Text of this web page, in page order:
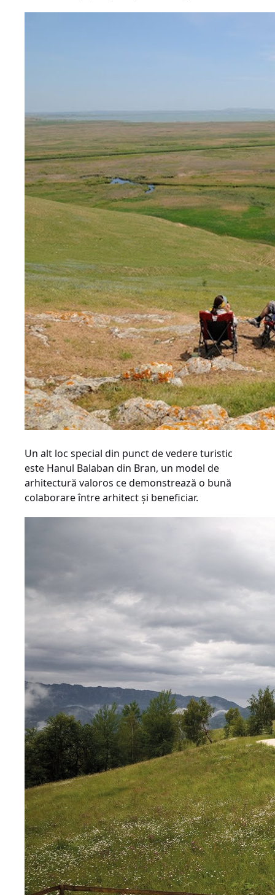
Un alt loc special din punct de vedere turistic
este Hanul Balaban din Bran, un model de
arhitectură valoros ce demonstrează o bună
colaborare între arhitect şi beneficiar.